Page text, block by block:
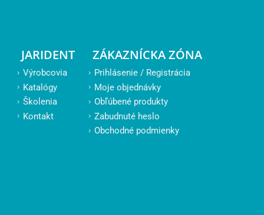
JARIDENT
Výrobcovia
Katalógy
Školenia
Kontakt
ZÁKAZNÍCKA ZÓNA
Prihlásenie / Registrácia
Moje objednávky
Obľúbené produkty
Zabudnuté heslo
Obchodné podmienky